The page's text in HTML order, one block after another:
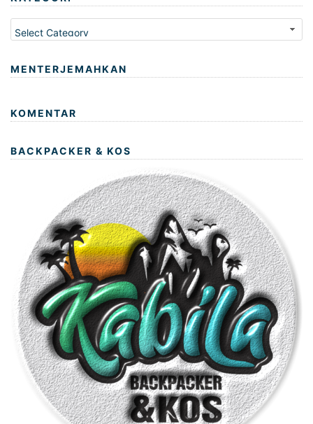
Kategori
MENTERJEMAHKAN
KOMENTAR
BACKPACKER & KOS